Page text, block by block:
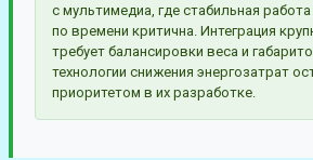
с мультимедиа, где стабильная работа
по времени критична. Интеграция
требует балансировки веса и
технологии снижения энергозатрат
приоритетом в их разработке.